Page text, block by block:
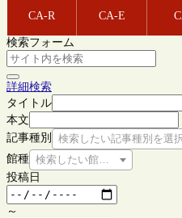
CA-R CA-E
検索フォーム
詳細検索
タイトル
本文
記事種別
検索したい記事種別を選
館種 検索したい館種を選択してくだ
投稿日
～